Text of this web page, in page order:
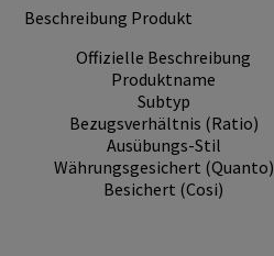
Beschreibung Produkt
Offizielle Beschreibung
Produktname
Subtyp
Bezugsverhältnis (Ratio)
Ausübungs-Stil
Währungsgesichert (Quanto)
Besichert (Cosi)